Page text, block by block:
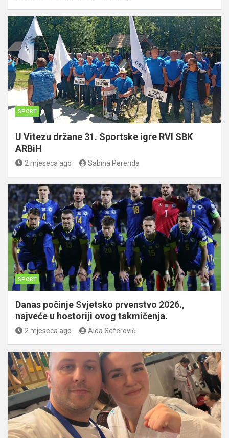
SPORT
U Vitezu držane 31. Sportske igre RVI SBK
ARBiH
2 mjeseca ago Sabina Perenda
SPORT
Danas počinje Svjetsko prvenstvo 2026.,
najveće u hostoriji ovog takmičenja.
2 mjeseca ago Aida Seferović